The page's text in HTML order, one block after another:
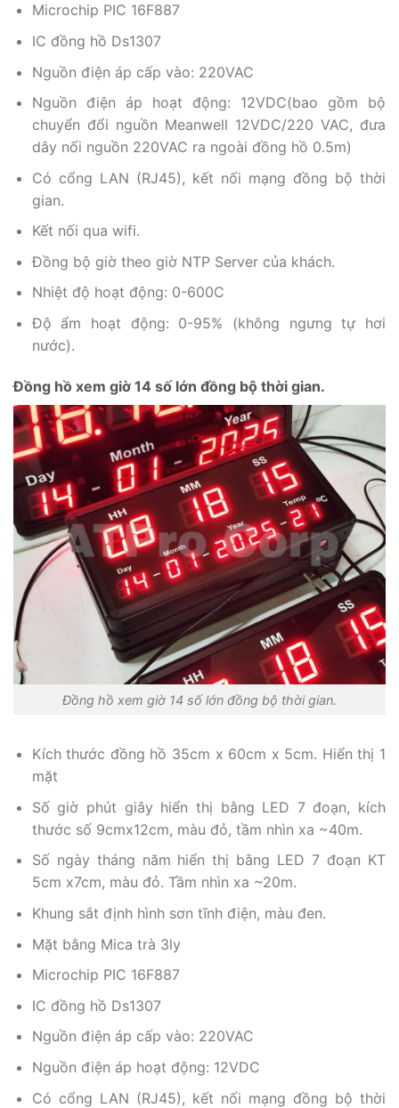
Microchip PIC 16F887
IC đồng hồ Ds1307
Nguồn điện áp cấp vào: 220VAC
Nguồn điện áp hoạt động: 12VDC(bao gồm bộ
chuyển đổi nguồn Meanwell 12VDC/220 VAC, đưa
dây nối nguồn 220VAC ra ngoài đồng hồ 0.5m)
Có cổng LAN (RJ45), kết nối mạng đồng bộ thời
gian.
Kết nối qua wifi.
Đồng bộ giờ theo giờ NTP Server của khách.
Nhiệt độ hoạt động: 0-600C
Độ ẩm hoạt động: 0-95% (không ngưng tự hơi
nước).
Đồng hồ xem giờ 14 số lớn đồng bộ thời ​gian.
Đồng hồ xem giờ 14 số lớn đồng bộ thời ​gian.
Kích thước đồng hồ 35cm x 60cm x 5cm. Hiển thị 1
mặt
Số giờ phút giây hiển thị bằng LED 7 đoạn, kích
thước số 9cmx12cm, màu đỏ, tầm nhìn xa ~40m.
Số ngày tháng năm hiển thị bằng LED 7 đoạn KT
5cm x7cm, màu đỏ. Tầm nhìn xa ~20m.
Khung sắt định hình sơn tĩnh điện, màu đen.
Mặt bằng Mica trà 3ly
Microchip PIC 16F887
IC đồng hồ Ds1307
Nguồn điện áp cấp vào: 220VAC
Nguồn điện áp hoạt động: 12VDC
Có cổng LAN (RJ45), kết nối mạng đồng bộ thời